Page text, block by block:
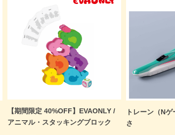
【期間限定 40%OFF】EVAONLY /
アニマル・スタッキングブロック
トレーン（N
さ